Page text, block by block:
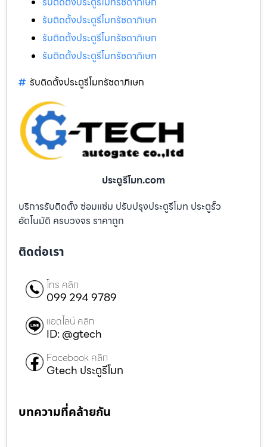
รับติดตั้งประตูรีโมทรัชดาภิเษก
รับติดตั้งประตูรีโมทรัชดาภิเษก
รับติดตั้งประตูรีโมทรัชดาภิเษก
รับติดตั้งประตูรีโมทรัชดาภิเษก
ประตูรีโมท.com
บริการรับติดตั้ง ซ่อมแซ่ม ปรับปรุงประตูรีโมท ประตูรั้ว
อัตโนมัติ ครบวงจร ราคาถูก
ติดต่อเรา
โทร คลิก
099 294 9789
แอดไลน์ คลิก
ID: @gtech
Facebook คลิก
Gtech ประตูรีโมท
บทความที่คล้ายกัน